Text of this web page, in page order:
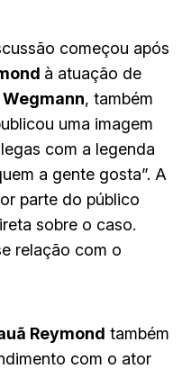
começou após
à atuação de
, também
uma imagem
com a legenda
a gente gosta”. A
parte do público
sobre o caso.
relação com o
Reymond também
com o ator